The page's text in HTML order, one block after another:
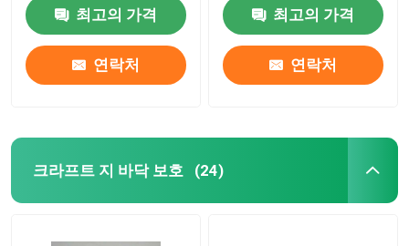
집
제품
우리에 대하여
최고의 가격
연락처
최고의 가격
연락처
크라프트 지 바닥 보호 (24)